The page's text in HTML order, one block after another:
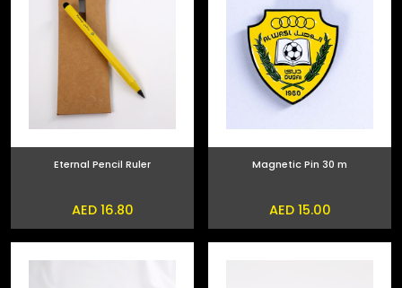
Magnetic Pin 30 m
AED 15.00
Eternal Pencil Ruler
AED 16.80